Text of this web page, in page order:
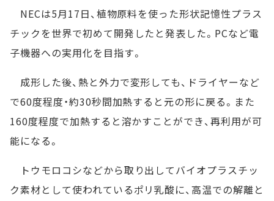
NECは5月17日、植物原料を使った形状記憶性プラス
チックを世界で初めて開発したと発表した。PCなど電
子機器への実用化を目指す。
成形した後、熱と外力で変形しても、ドライヤーなど
で60度程度・約30秒間加熱すると元の形に戻る。また
160度程度で加熱すると溶かすことができ、再利用が可
能になる。
トウモロコシなどから取り出してバイオプラスチッ
ク素材として使われているポリ乳酸に、高温での解離と